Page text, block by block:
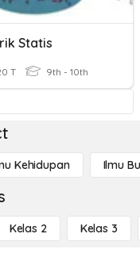
Statis
T 9th - 10th
Kehidupan Ilmu
Kelas 2 Kelas 3